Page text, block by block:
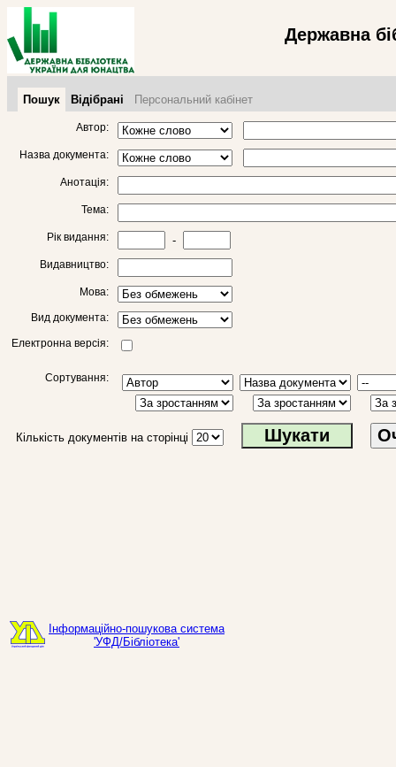
Державна
Пошук Відібрані Персональний кабінет
Автор:
Назва документа:
Анотація:
Тема:
Рік видання: -
Видавництво:
Мова:
Вид документа:
Електронна версія:
Сортування:
Кількість документів на сторінці
Інформаційно-пошукова система
'УФД/Бібліотека'